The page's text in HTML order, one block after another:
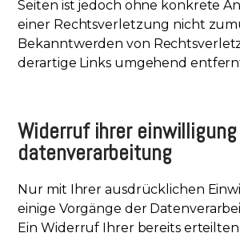
Seiten ist jedoch ohne konkrete
einer Rechtsverletzung nicht
Bekanntwerden von
derartige Links umgehend
Widerruf ihrer
datenverarbeitung
Nur mit Ihrer ausdrücklichen
einige Vorgänge der
Ein Widerruf Ihrer bereits